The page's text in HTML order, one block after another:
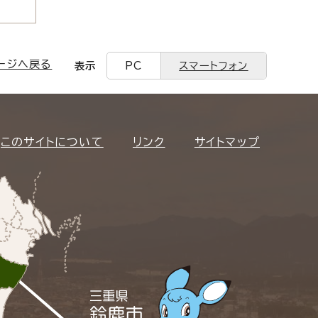
ジへ戻る 表示 PC スマートフォン
このサイトについて リンク サイトマップ